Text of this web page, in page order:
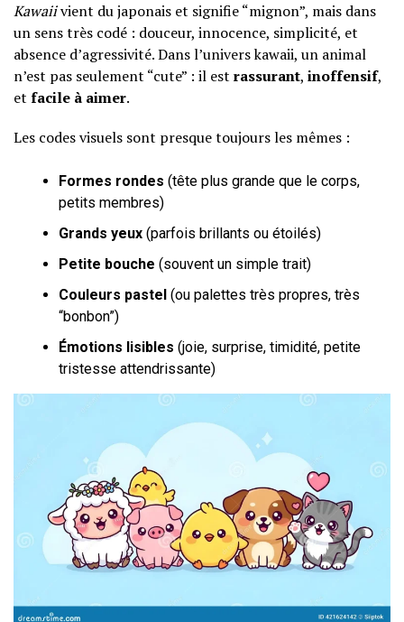
Kawaiivient du japonais et signifie “mignon”, mais dans
un sens très codé : douceur, innocence, simplicité, et
absence d’agressivité. Dans l’univers kawaii, un animal
n’est pas seulement “cute” : il est rassurant, inoffensif,
et facile à aimer.
Les codes visuels sont presque toujours les mêmes :
Formes rondes (tête plus grande que le corps,
petits membres)
Grands yeux (parfois brillants ou étoilés)
Petite bouche (souvent un simple trait)
Couleurs pastel (ou palettes très propres, très
“bonbon”)
Émotions lisibles (joie, surprise, timidité, petite
tristesse attendrissante)